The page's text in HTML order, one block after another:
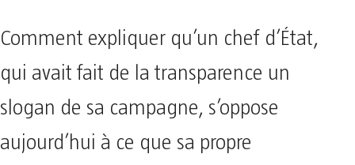
Comment expliquer qu’un chef d’État,
qui avait fait de la transparence un
slogan de sa campagne, s’oppose
aujourd’hui à ce que sa propre